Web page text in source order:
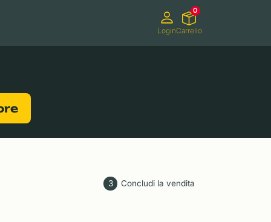
LoginCarrello
0
3 Concludi la vendita